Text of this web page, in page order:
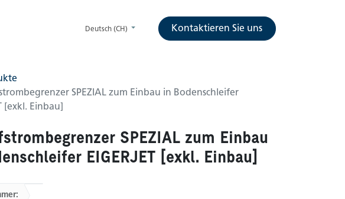
Deutsch (CH) Kontaktieren Sie uns
SPEZIAL zum Einbau in Bodenschleifer
[exkl. Einbau]
SPEZIAL zum Einbau
EIGERJET [exkl. Einbau]